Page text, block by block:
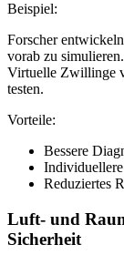
Beispiel:
Forscher
vorab zu simulieren.
Virtuelle Zwillinge
testen.
Vorteile:
Bessere
Reduziertes
Luft- und
Sicherheit